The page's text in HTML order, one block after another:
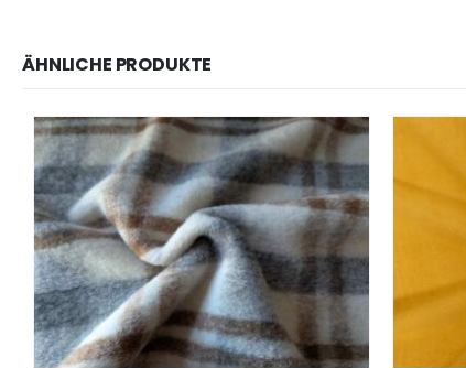
ÄHNLICHE PRODUKTE